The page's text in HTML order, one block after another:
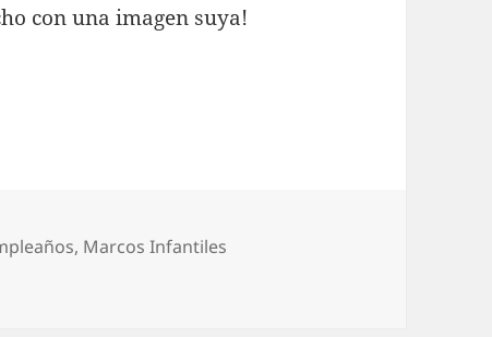
con una imagen suya!
, Marcos Infantiles